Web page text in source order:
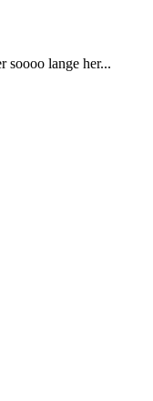
soooo lange her...